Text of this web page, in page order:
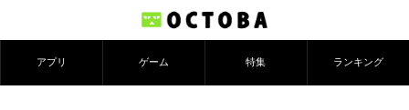
アプリ ゲーム 特集 ランキング